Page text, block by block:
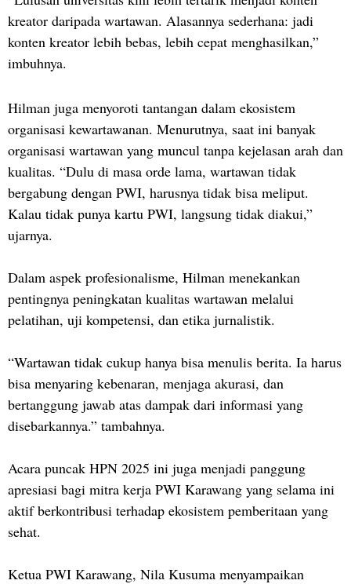
kreator daripada wartawan. Alasannya sederhana: jadi
konten kreator lebih bebas, lebih cepat menghasilkan,”
imbuhnya.
Hilman juga menyoroti tantangan dalam ekosistem
organisasi kewartawanan. Menurutnya, saat ini banyak
organisasi wartawan yang muncul tanpa kejelasan arah dan
kualitas. “Dulu di masa orde lama, wartawan tidak
bergabung dengan PWI, harusnya tidak bisa meliput.
Kalau tidak punya kartu PWI, langsung tidak diakui,”
ujarnya.
Dalam aspek profesionalisme, Hilman menekankan
pentingnya peningkatan kualitas wartawan melalui
pelatihan, uji kompetensi, dan etika jurnalistik.
“Wartawan tidak cukup hanya bisa menulis berita. Ia harus
bisa menyaring kebenaran, menjaga akurasi, dan
bertanggung jawab atas dampak dari informasi yang
disebarkannya.” tambahnya.
Acara puncak HPN 2025 ini juga menjadi panggung
apresiasi bagi mitra kerja PWI Karawang yang selama ini
aktif berkontribusi terhadap ekosistem pemberitaan yang
sehat.
Ketua PWI Karawang, Nila Kusuma menyampaikan